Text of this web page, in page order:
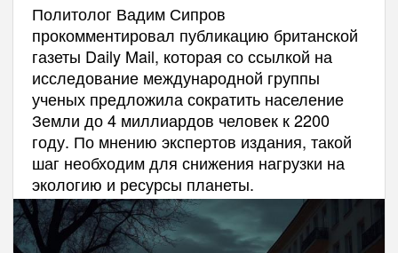
Политолог Вадим Сипров
прокомментировал публикацию британской
газеты Daily Mail, которая со ссылкой на
исследование международной группы
ученых предложила сократить население
Земли до 4 миллиардов человек к 2200
году. По мнению экспертов издания, такой
шаг необходим для снижения нагрузки на
экологию и ресурсы планеты.